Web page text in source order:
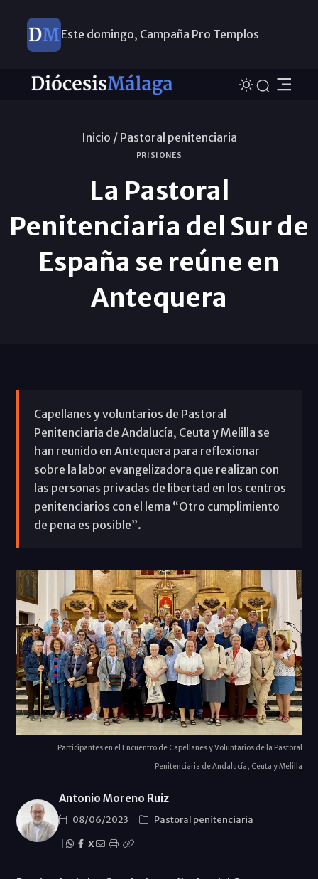
Este domingo, Campaña Pro Templos
Inicio / Pastoral penitenciaria
PRISIONES
La Pastoral
Penitenciaria del Sur de
España se reúne en
Antequera
Capellanes y voluntarios de Pastoral
Penitenciaria de Andalucía, Ceuta y Melilla se
han reunido en Antequera para reflexionar
sobre la labor evangelizadora que realizan con
las personas privadas de libertad en los centros
penitenciarios con el lema “Otro cumplimiento
de pena es posible”.
Participantes en el Encuentro de Capellanes y Voluntarios de la Pastoral
Penitenciaria de Andalucía, Ceuta y Melilla
Antonio Moreno Ruiz
08/06/2023
Pastoral penitenciaria
X